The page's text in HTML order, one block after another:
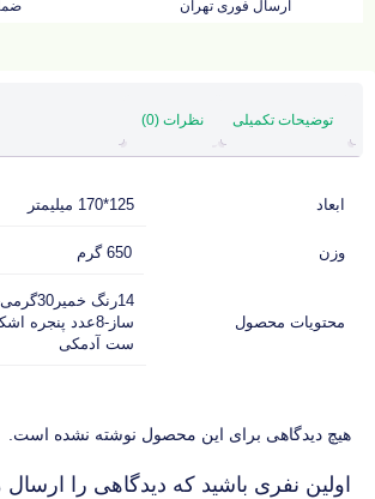
ارسال فوری تهران
توضیحات تکمیلی نظرات (0)
ابعاد 125*170 میلیمتر
وزن 650 گرم
محتویات محصول
14رنگ
ساز-8عدد
ست آدمکی
هیچ دیدگاهی برای این محصول نوشته نشده است.
اولین نفری باشید که دیدگاهی را